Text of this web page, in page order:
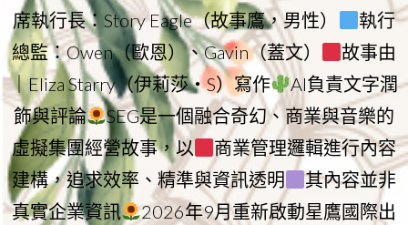
席執行長：Story Eagle（故事鷹，男性）
執行
總監：Owen（歐恩）、Gavin（蓋文）
故事由
｜Eliza Starry（伊莉莎・S）寫作
AI負責文字潤
飾與評論
SEG是一個融合奇幻、商業與音樂的
虛擬集團經營故事，以
商業管理邏輯進行內容
建構，追求效率、精準與資訊透明
其內容並非
真實企業資訊
2026年9月重新啟動星鷹國際出